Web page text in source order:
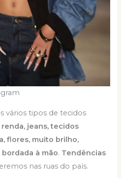
vários tipos de tecidos
renda, jeans, tecidos
flores, muito brilho,
à mão. Tendências
nas ruas do país.